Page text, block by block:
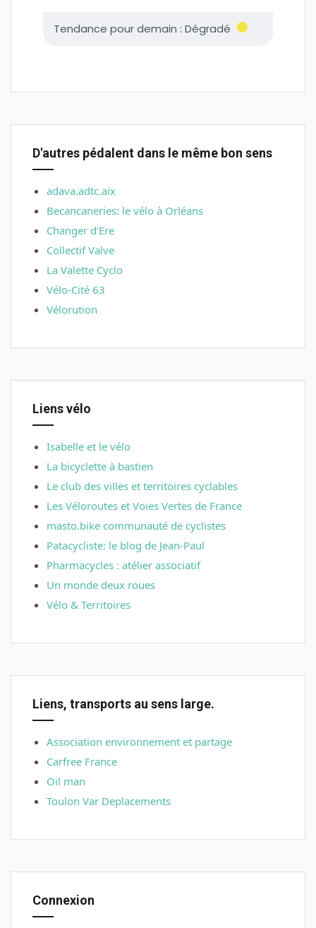
D'autres pédalent dans le même bon sens
adava.adtc.aix
Becancaneries: le vélo à Orléans
Changer d'Ere
Collectif Valve
La Valette Cyclo
Vélo-Cité 63
Vélorution
Liens vélo
Isabelle et le vélo
La bicyclette à bastien
Le club des villes et territoires cyclables
Les Véloroutes et Voies Vertes de France
masto.bike communauté de cyclistes
Patacycliste: le blog de Jean-Paul
Pharmacycles : atélier associatif
Un monde deux roues
Vélo & Territoires
Liens, transports au sens large.
Association environnement et partage
Carfree France
Oil man
Toulon Var Deplacements
Connexion